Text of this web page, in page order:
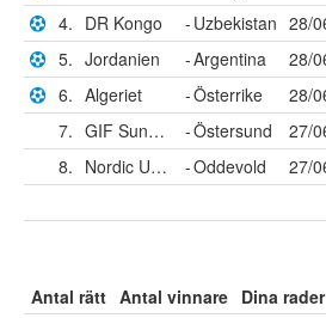
4. DR Kongo -Uzbekistan
5. Jordanien -Argentina
6. Algeriet -Österrike
7.
GIF Sundsvall -Östersund
8.
Nordic United -Oddevold
Antal rätt Antal vinnare Dina rader